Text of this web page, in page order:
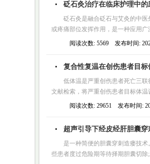
砭石灸治疗在临床护理中的
砭石灸是融合砭石与艾灸的中
或疼痛部位发挥作用，是一种应用
阅读次数: 5569 发布时间:
复合性复温在创伤患者目
低体温是严重创伤患者死亡三
文献检索，将严重创伤患者目标体
阅读次数: 29651 发布时间:
超声引导下经皮经肝胆囊
是一种简便的胆囊穿刺造瘘技
些患者度过危险期等待择期胆囊切